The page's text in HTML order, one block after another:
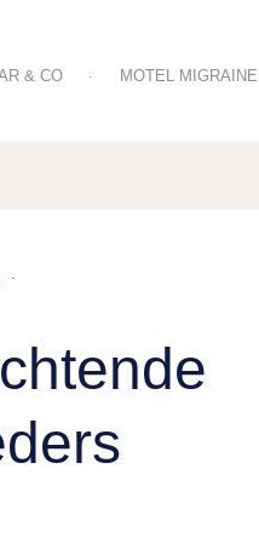
& CO MOTEL MIGRAINE